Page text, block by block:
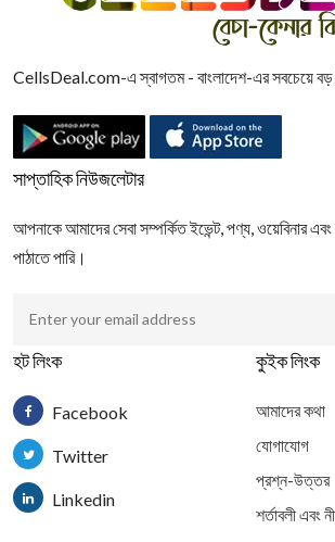
CellsDeal.com-এ স্বাগতম - বাংলাদেশ-এর সবচেয়ে বড়
সাপ্তাহিক নিউজলেটার
আপনাকে আমাদের সেবা সম্পর্কিত ইভেন্ট, পণ্য, ওয়েবিনার
পাঠাতে পারি।
হট লিংক
Facebook
Twitter
Linkedin
কুইক লিংক
আমাদের কথা
যোগাযোগ
প্রশ্ন-উত্তর
শর্তাবলী এবং